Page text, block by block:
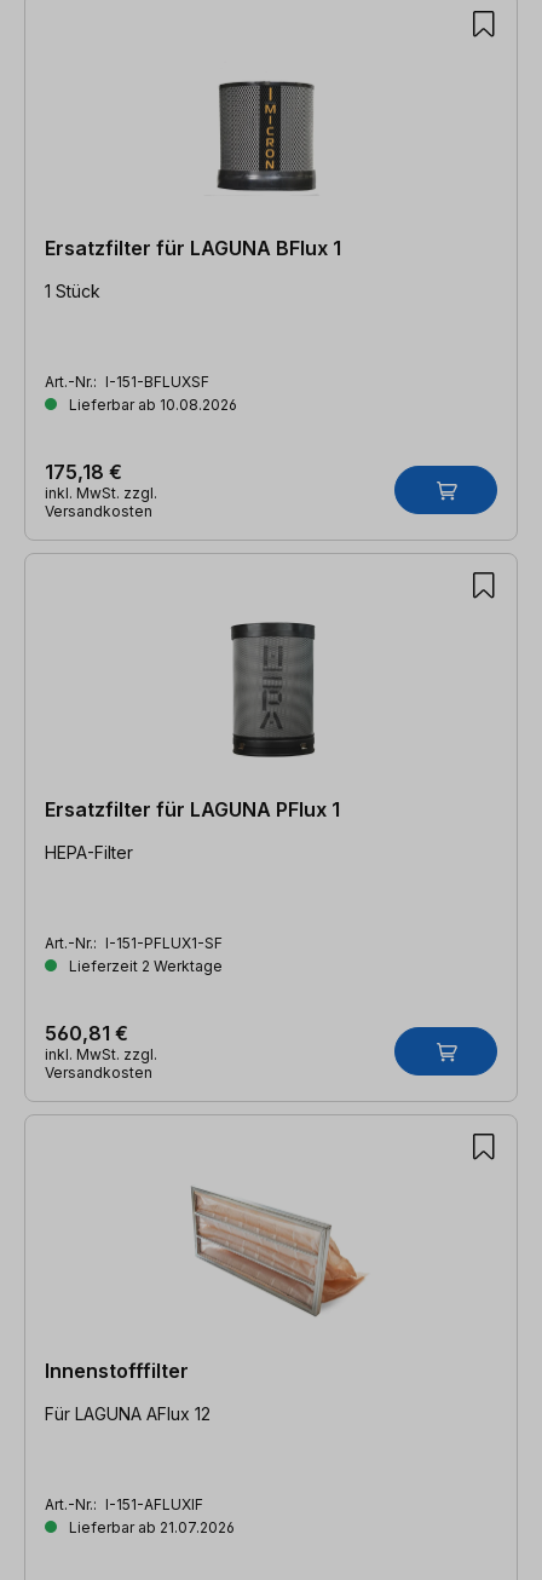
Ersatzfilter für LAGUNA BFlux 1
1 Stück
Art.-Nr.: I-151-BFLUXSF
Lieferbar ab 10.08.2026
175,18 €
inkl. MwSt. zzgl.
Versandkosten
Ersatzfilter für LAGUNA PFlux 1
HEPA-Filter
Art.-Nr.: I-151-PFLUX1-SF
Lieferzeit 2 Werktage
560,81 €
inkl. MwSt. zzgl.
Versandkosten
Innenstofffilter
Für LAGUNA AFlux 12
Art.-Nr.: I-151-AFLUXIF
Lieferbar ab 21.07.2026